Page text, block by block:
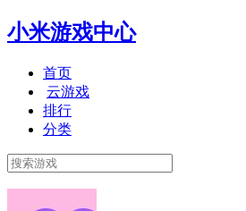
小米游戏中心
首页
云游戏
排行
分类